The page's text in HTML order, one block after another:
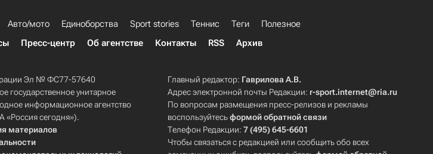
Авто/мото Единоборства Sport stories Теннис Теги
Полезное
Пресс-центр Об агентстве Контакты RSS Архив
Эл № ФС77-57640
государственное унитарное
информационное агентство
«Россия сегодня»).
материалов
Главный редактор: Гаврилова А.В.
Адрес электронной почты Редакции: r-sport.internet@ria.ru
По вопросам размещения пресс-релизов и рекламы
воспользуйтесьформой обратной связи
Телефон Редакции:7 (495) 645-6601
Чтобы связаться с редакцией или сообщить обо всех